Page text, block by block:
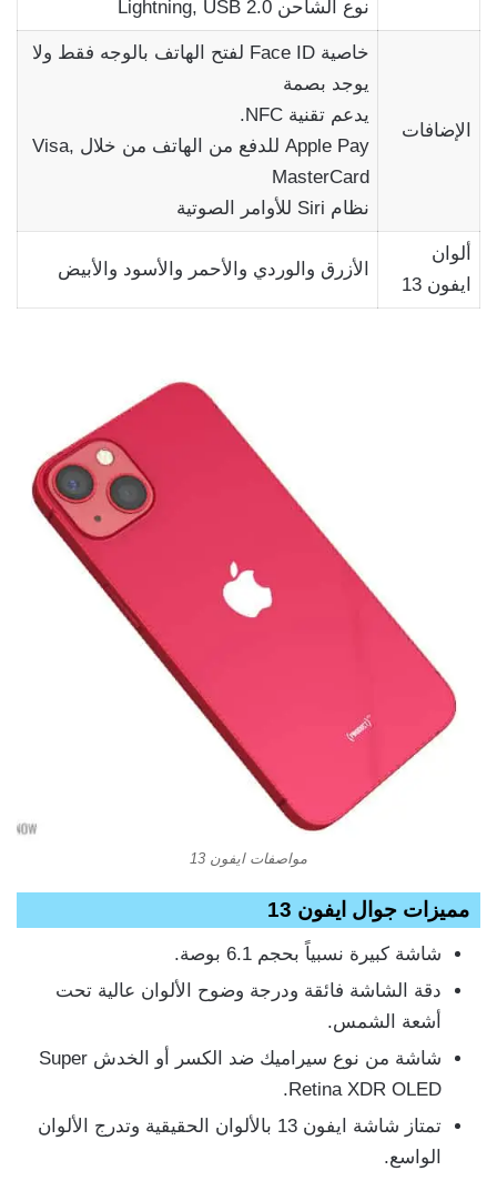
نوع الشاحن Lightning, USB 2.0
الإضافات
خاصية Face ID لفتح الهاتف بالوجه فقط ولا
يوجد بصمة
يدعم تقنية NFC.
Apple Pay للدفع من الهاتف من خلال Visa,
MasterCard
نظام Siri للأوامر الصوتية
ألوان
ايفون 13
الأزرق والوردي والأحمر والأسود والأبيض
مواصفات ايفون 13
مميزات جوال ايفون 13
شاشة كبيرة نسبياً بحجم 6.1 بوصة.
دقة الشاشة فائقة ودرجة وضوح الألوان عالية تحت
أشعة الشمس.
شاشة من نوع سيراميك ضد الكسر أو الخدش Super
Retina XDR OLED.
تمتاز شاشة ايفون 13 بالألوان الحقيقية وتدرج الألوان
الواسع.